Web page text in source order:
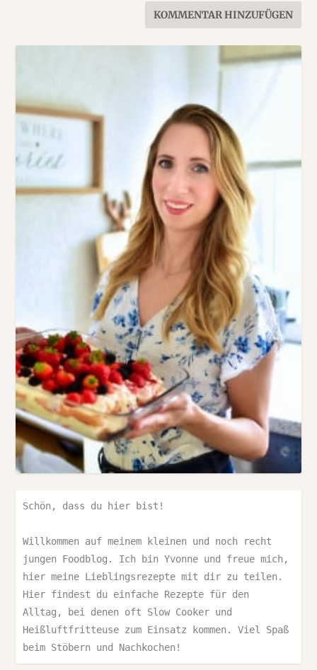
Schön, dass du hier bist!
Willkommen auf meinem kleinen und noch recht
jungen Foodblog. Ich bin Yvonne und freue mich,
hier meine Lieblingsrezepte mit dir zu teilen.
Hier findest du einfache Rezepte für den
Alltag, bei denen oft Slow Cooker und
Heißluftfritteuse zum Einsatz kommen. Viel Spaß
beim Stöbern und Nachkochen!